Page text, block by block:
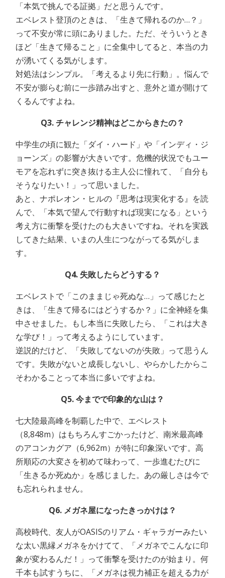
「本気で挑んでる証拠」だと思うんです。
エベレスト登頂のときは、「生きて帰れるのか…？」
って不安が常に頭にありました。ただ、そういうとき
ほど「生きて帰ること」に全集中してると、本当の力
が湧いてくる気がします。
対処法はシンプル。「考えるより先に行動」。悩んで
不安が膨らむ前に一歩踏み出すと、意外と道が開けて
くるんですよね。
Q3. チャレンジ精神はどこからきたの？
中学生の頃に観た「ダイ・ハード」や「インディ・ジ
ョーンズ」の影響が大きいです。危機的状況でもユー
モアを忘れずに突き抜ける主人公に憧れて、「自分も
そうなりたい！」って思いました。
あと、ナポレオン・ヒルの『思考は現実化する』を読
んで、「本気で望んで行動すれば現実になる」という
考え方に衝撃を受けたのも大きいですね。それを実践
してきた結果、いまの人生につながってる気がしま
す。
Q4. 失敗したらどうする？
エベレストで「このままじゃ死ぬな…」って感じたと
きは、「生きて帰るにはどうするか？」に全神経を集
中させました。もし本当に失敗したら、「これは大き
な学び！」って考えるようにしています。
逆説的だけど、「失敗してないのが失敗」って思うん
です。失敗がないと成長しないし、やらかしたからこ
そわかることって本当に多いですよね。
Q5. 今までで印象的な山は？
七大陸最高峰を制覇した中で、エベレスト
（8,848m）はもちろんすごかったけど、南米最高峰
のアコンカグア（6,962m）が特に印象深いです。高
所順応の大変さを初めて味わって、一歩進むたびに
「生きるか死ぬか」を感じました。あの厳しさは今で
も忘れられません。
Q6. メガネ屋になったきっかけは？
高校時代、友人がOASISのリアム・ギャラガーみたい
な太い黒縁メガネをかけてて、「メガネでこんなに印
象が変わるんだ！」って衝撃を受けたのが始まり。何
千本も試すうちに、「メガネは視力補正を超える力が